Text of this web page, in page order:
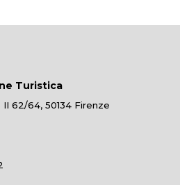
Turistica
62/64, 50134 Firenze